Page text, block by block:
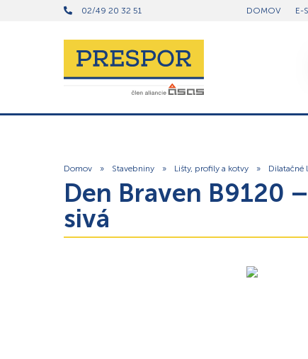
02/49 20 32 51 DOMOV E-
Domov » Stavebniny » Lišty, profily a kotvy » Dilatačné
Den Braven B9120
sivá